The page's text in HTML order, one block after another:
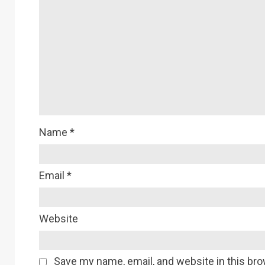
Name *
Email *
Website
Save my name, email, and website in this